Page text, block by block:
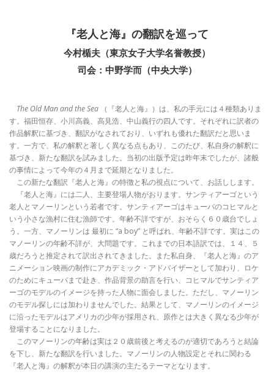
『老人と海』の翻訳を巡って
今村楯夫（東京女子大学名誉教授）
司会：中野学而（中央大学）
The Old Man and the Sea （『老人と海』）は、私の手元には４種類ありま
す。福田恒存、小川高義、高見浩、中山義行の四人です。それぞれに訳者の
作品解釈に基づき、翻訳がなされており、いずれも優れた翻訳だと思いま
す。一方で、私の解釈と著しく異なる点もあり、このたび、私自身の解釈に
基づき、新たな翻訳を試みました。当初の出版予定は昨年末でしたが、諸般
の事情によって今年の４月まで延期となりました。
この新たな翻訳『老人と海』の特徴と私の視点について、お話しします。
『老人と海』には二人、主要登場人物がおります。サンティアーゴという
老人とマノーリンという若者です。サンティアーゴはキューバのコヒマルと
いう小さな漁村に住む漁師です。年齢不詳ですが、おそらく６０歳台でしょ
う。一方、マノーリンは 最初に “a boy” と呼ばれ、年齢不詳です。実はこの
マノーリンの年齢不詳が、大問題です。これまでの日本語訳では、１４、５
歳だろうと推定されて訳出されてきました。また私自身、『老人と海』のア
ニメーション映画の制作にアカデミック・アドバイザーとして加わり、ロケ
のためにキューバまで赴き、作品背景の助言を行い、コヒマルでサンティア
ーゴのモデルのイメージを持った人物に面会しました。ただし、マノーリン
のモデル探しには加わりませんでした。結果として、マノーリンのイメージ
に沿ったモデルはアメリカの少年が採用され、原作とは大きく異なる少年が
登場することになりました。
このマノーリンの年齢は実は２０歳前後と考えるのが適切であろうと結論
を下し、新たな翻訳を行いました。マノーリンの人物設定とそれに関わる
『老人と海』の解釈が本日の講演の主たるテーマとなります。